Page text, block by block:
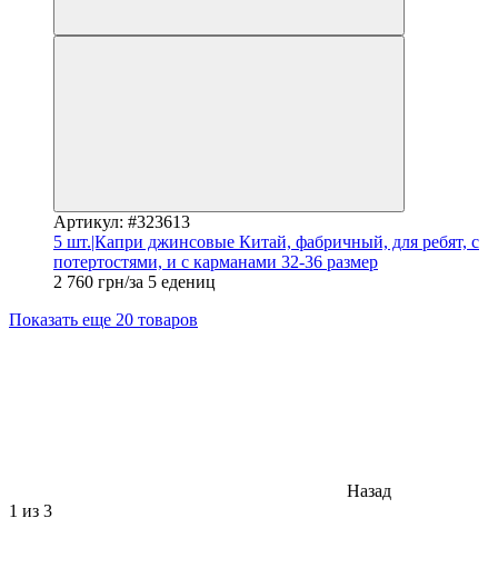
Артикул: #323613
5 шт.|Капри джинсовые Китай, фабричный, для ребят, с
потертостями, и с карманами 32-36 размер
2 760 грн/за 5 едениц
Показать еще 20 товаров
Назад
1 из 3